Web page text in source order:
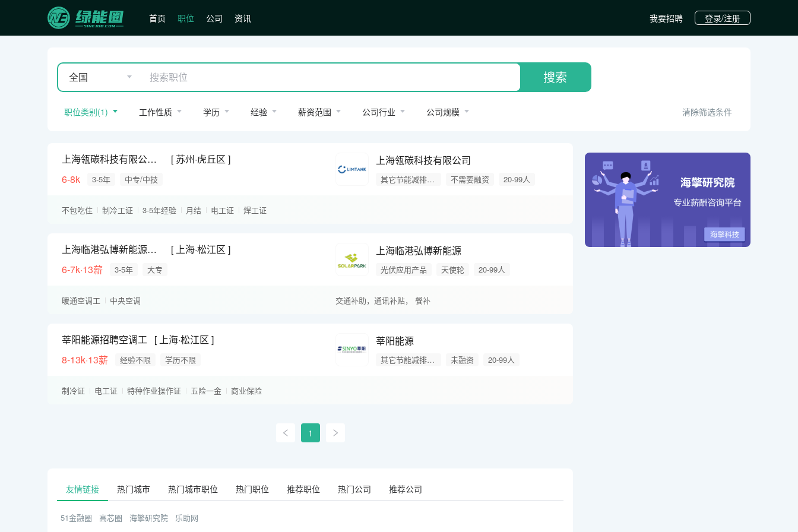
首页 职位 公司 资讯 我要招聘 登录/注册
全国 搜索
职位类别(1) 工作性质 学历 经验 薪资范围 公司行业 公司规模 清除筛选条件
上海瓴碳科技有限公司招聘空调工
苏州·虎丘区
6-8k
3-5年 中专/中技
上海瓴碳科技有限公司
其它节能减排产品 不需要融资 20-99人
不包吃住 制冷工证 3-5年经验 月结 电工证 焊工证
上海临港弘博新能源招聘空调工
上海·松江区
6-7k·13薪
3-5年 大专
上海临港弘博新能源
光伏应用产品 天使轮 20-99人
暖通空调工 中央空调 交通补助， 通讯补贴， 餐补
莘阳能源招聘空调工
上海·松江区
8-13k·13薪
经验不限 学历不限
莘阳能源
其它节能减排产品 未融资 20-99人
制冷证 电工证 特种作业操作证 五险一金 商业保险
1
友情链接 热门城市 热门城市职位 热门职位 推荐职位 热门公司 推荐公司
51金融圈 高芯圈 海擎研究院 乐助网